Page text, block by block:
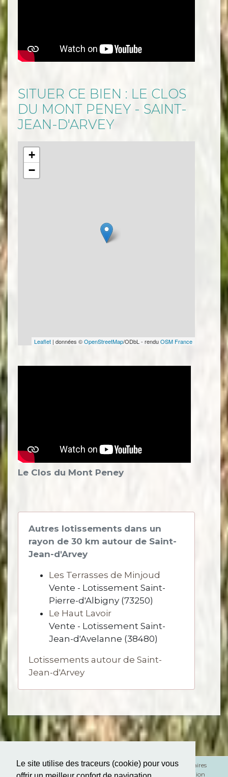
Le site utilise des traceurs (cookie) pour vous
SITUER CE BIEN : LE CLOS
DU MONT PENEY - SAINT-
JEAN-D'ARVEY
+
−
Leaflet | données ©OpenStreetMap/ODbL - renduOSM France
Le Clos du Mont Peney
Autres lotissements dans un
rayon de 30 km autour de Saint-
Jean-d'Arvey
Les Terrasses de Minjoud
Vente - Lotissement Saint-
Pierre-d'Albigny (73250)
Le Haut Lavoir
Vente - Lotissement Saint-
Jean-d'Avelanne (38480)
Lotissements autour de Saint-
Jean-d'Arvey
Mentions légales
RGPD
Honoraires
Médiation